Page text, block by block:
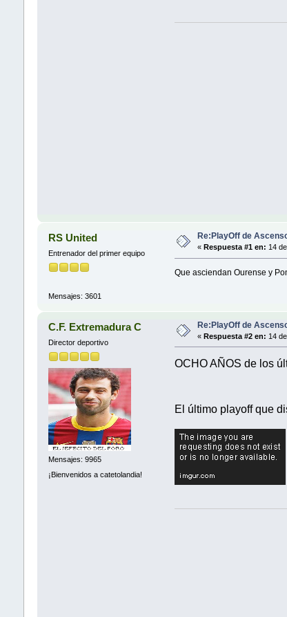
RS United
Entrenador del primer equipo
Mensajes: 3601
Re:PlayOff de
« Respuesta #1 en: 14
Que asciendan Ourense y
C.F. Extremadura C
Director deportivo
Mensajes: 9965
¡Bienvenidos a catetolandia!
Re:PlayOff de
« Respuesta #2 en: 14
OCHO AÑOS de los
El último playoff que